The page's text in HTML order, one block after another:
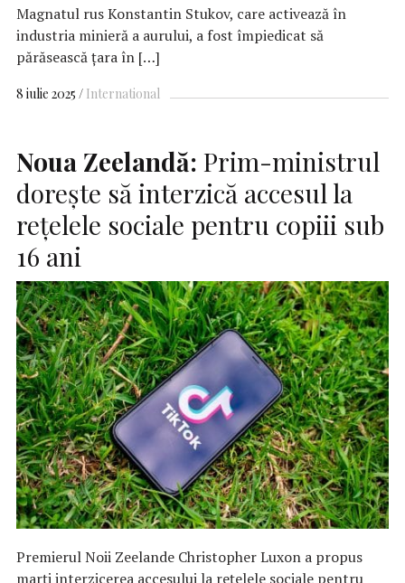
Magnatul rus Konstantin Stukov, care activează în
industria minieră a aurului, a fost împiedicat să
părăsească țara în […]
8 iulie 2025 International
Noua Zeelandă: Prim-ministrul
doreşte să interzică accesul la
reţelele sociale pentru copiii sub
16 ani
Premierul Noii Zeelande Christopher Luxon a propus
marţi interzicerea accesului la reţelele sociale pentru